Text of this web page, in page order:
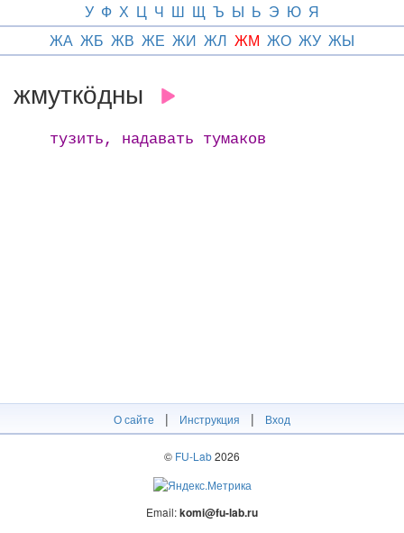
У Ф Х Ц Ч Ш Щ Ъ Ы Ь Э Ю Я
ЖА ЖБ ЖВ ЖЕ ЖИ ЖЛ ЖМ ЖО ЖУ ЖЫ
жмуткӧдны
тузить, надавать тумаков
О сайте | Инструкция | Вход
© FU-Lab2026
Email:komi@fu-lab.ru